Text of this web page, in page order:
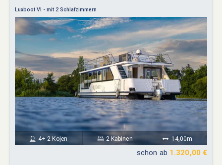
Luxboot VI - mit 2 Schlafzimmern
4+ 2 Kojen 2 Kabinen 14,00m
schon ab 1.320,00 €